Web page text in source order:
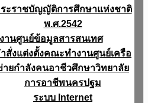
ะราชบัญญัติการศึกษาแห่งชาติ
พ.ศ.2542
งานศูนย์ข้อมูลสารสนเทศ
สั่งแต่งตั้งคณะทำงานศูนย์เครือ
ายกำลังคนอาชีวศึกษาวิทยาลัย
การอาชีพนครปฐม
ระบบ Internet